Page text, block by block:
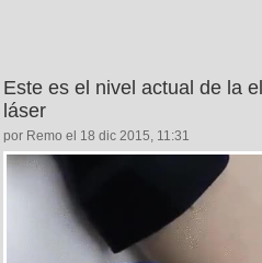
Este es el nivel actual de la
láser
por Remo el 18 dic 2015, 11:31